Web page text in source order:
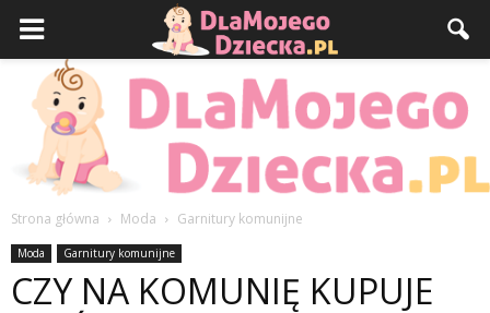
Strona główna Moda Garnitury komunijne
Moda Garnitury komunijne
CZY NA KOMUNIĘ KUPUJE